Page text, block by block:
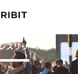
スリリース